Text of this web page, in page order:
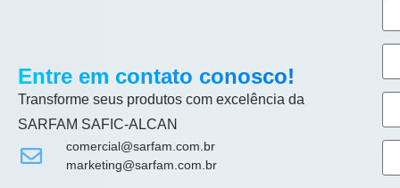
Entre em contato conosco!
Transforme seus produtos com excelência da
SARFAM SAFIC-ALCAN
comercial@sarfam.com.br
marketing@sarfam.com.br